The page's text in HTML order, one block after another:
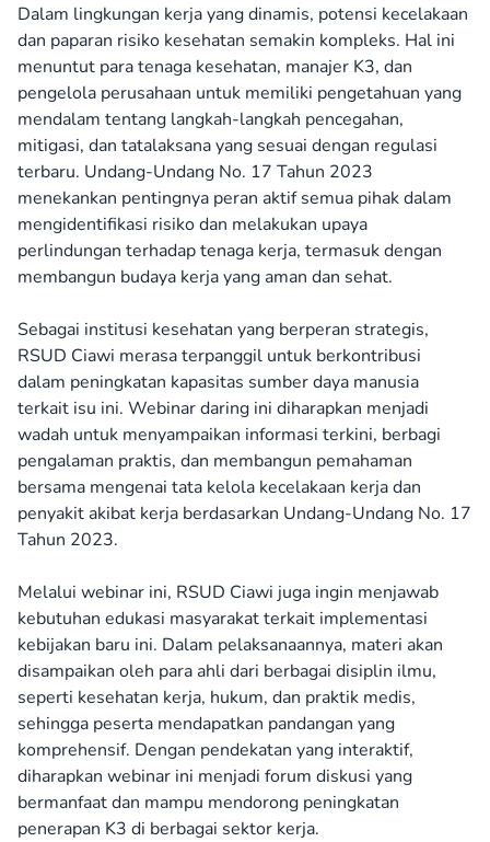
Dalam lingkungan kerja yang dinamis, potensi kecelakaan
dan paparan risiko kesehatan semakin kompleks. Hal ini
menuntut para tenaga kesehatan, manajer K3, dan
pengelola perusahaan untuk memiliki pengetahuan yang
mendalam tentang langkah-langkah pencegahan,
mitigasi, dan tatalaksana yang sesuai dengan regulasi
terbaru. Undang-Undang No. 17 Tahun 2023
menekankan pentingnya peran aktif semua pihak dalam
mengidentifikasi risiko dan melakukan upaya
perlindungan terhadap tenaga kerja, termasuk dengan
membangun budaya kerja yang aman dan sehat.
Sebagai institusi kesehatan yang berperan strategis,
RSUD Ciawi merasa terpanggil untuk berkontribusi
dalam peningkatan kapasitas sumber daya manusia
terkait isu ini. Webinar daring ini diharapkan menjadi
wadah untuk menyampaikan informasi terkini, berbagi
pengalaman praktis, dan membangun pemahaman
bersama mengenai tata kelola kecelakaan kerja dan
penyakit akibat kerja berdasarkan Undang-Undang No. 17
Tahun 2023.
Melalui webinar ini, RSUD Ciawi juga ingin menjawab
kebutuhan edukasi masyarakat terkait implementasi
kebijakan baru ini. Dalam pelaksanaannya, materi akan
disampaikan oleh para ahli dari berbagai disiplin ilmu,
seperti kesehatan kerja, hukum, dan praktik medis,
sehingga peserta mendapatkan pandangan yang
komprehensif. Dengan pendekatan yang interaktif,
diharapkan webinar ini menjadi forum diskusi yang
bermanfaat dan mampu mendorong peningkatan
penerapan K3 di berbagai sektor kerja.